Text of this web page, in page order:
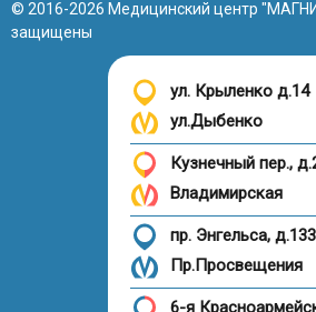
© 2016-2026 Медицинский центр
защищены
ул. Крыленко д.14
ул.Дыбенко
Кузнечный пер.,
Владимирская
пр. Энгельса, д.133
Пр.Просвещения